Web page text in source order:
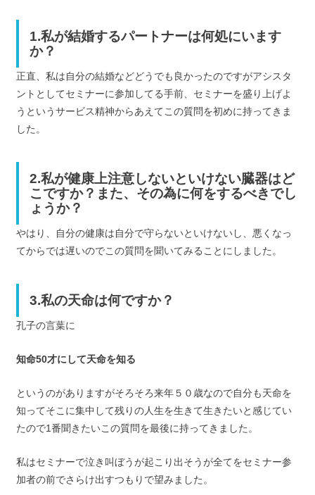
1.私が結婚するパートナーは何処にいます
か？
正直、私は自分の結婚などどうでも良かったのですがアシスタ
ントとしてセミナーに参加してる手前、セミナーを盛り上げよ
うというサービス精神からあえてこの質問を初めに持ってきま
した。
2.私が健康上注意しないといけない臓器はど
こですか？また、その為に何をするべきでし
ょうか？
やはり、自分の健康は自分で守らないといけないし、悪くなっ
てからでは遅いのでこの質問を聞いてみることにしました。
3.私の天命は何ですか？
孔子の言葉に
知命50才にして天命を知る
というのがありますがそろそろ来年５０歳なので自分も天命を
知ってそこに集中して残りの人生を生きて生きたいと感じてい
たので1番聞きたいこの質問を最後に持ってきました。
私はセミナーで泣き叫ぼうが起こり出そうが全てをセミナー参
加者の前でさらけ出すつもりで望みました。